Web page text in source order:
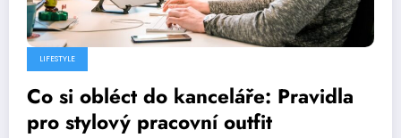
LIFESTYLE
Co si obléct do kanceláře: Pravidla
pro stylový pracovní outfit